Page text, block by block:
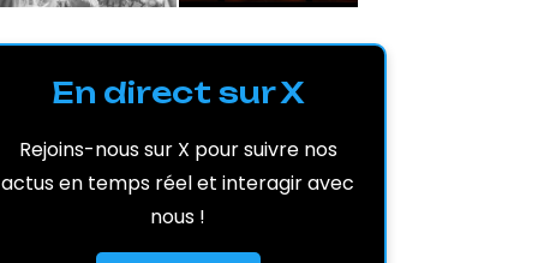
En direct sur X
Rejoins-nous sur X pour suivre nos
actus en temps réel et interagir avec
nous !